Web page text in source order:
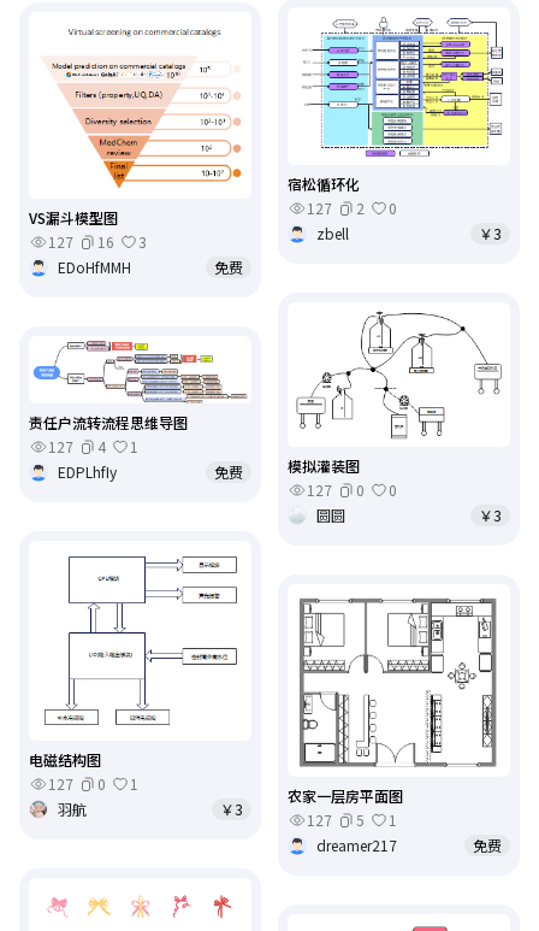
宿松循环化
127
2
0
zbell
￥3
VS漏斗模型图
127
16
3
EDoHfMMH
免费
模拟灌装图
127
0
0
圆圆
￥3
责任户流转流程思维导图
127
4
1
EDPLhfIy
免费
电磁结构图
127
0
1
羽航
￥3
农家一层房平面图
127
5
1
dreamer217
免费